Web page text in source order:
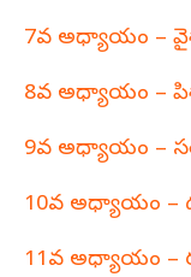
7వ అధ్యాయం –
8వ అధ్యాయం –
9వ అధ్యాయం –
10వ అధ్యాయం –
11వ అధ్యాయం –